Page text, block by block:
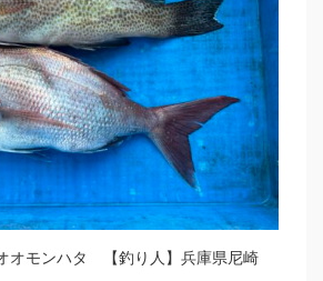
オモンハタ 【釣り人】兵庫県尼崎